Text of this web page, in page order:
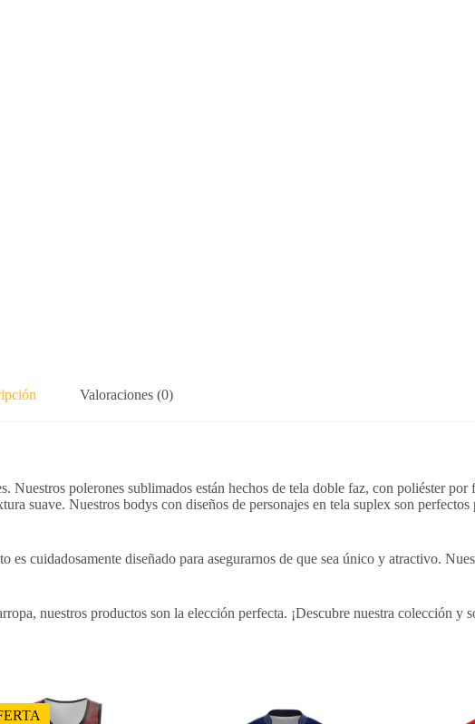
Valoraciones (0)
Nuestros polerones sublimados están hechos de tela doble faz, con poliéster
suave. Nuestros bodys con diseños de personajes en tela suplex son perfectos
cuidadosamente diseñado para asegurarnos de que sea único y atractivo.
nuestros productos son la elección perfecta. ¡Descubre nuestra colección y